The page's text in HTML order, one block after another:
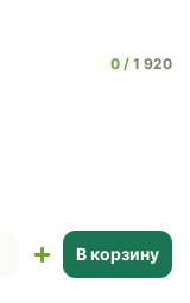
0
1 920
В корзину